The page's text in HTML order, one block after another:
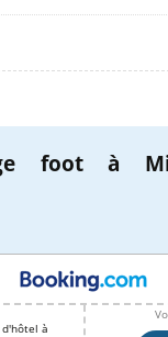
foot à
d'hôtel à